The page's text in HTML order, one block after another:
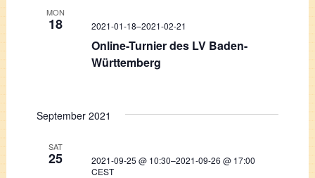
MON
18
Online-Turnier des LV Baden-
Württemberg
2021-01-18–2021-02-21
September 2021
SAT
25 2021-09-25 @ 10:30–2021-09-26 @ 17:00
CEST